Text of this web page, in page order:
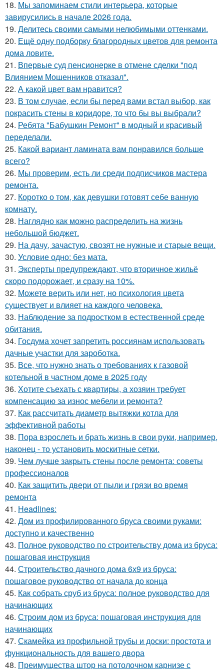
18. Мы запоминаем стили интерьера, которые
завирусились в начале 2026 года.
19. Делитесь своими самыми нелюбимыми оттенками.
20. Ещё одну подборку благородных цветов для ремонта
дома ловите.
21. Впервые суд пенсионерке в отмене сделки "под
Влиянием Мошенников отказал".
22. А какой цвет вам нравится?
23. В том случае, если бы перед вами встал выбор, как
покрасить стены в коридоре, то что бы вы выбрали?
24. Ребята "Бабушкин Ремонт" в модный и красивый
переделали.
25. Какой вариант ламината вам понравился больше
всего?
26. Мы проверим, есть ли среди подписчиков мастера
ремонта.
27. Коротко о том, как девушки готовят себе ванную
комнату.
28. Наглядно как можно распределить на жизнь
небольшой бюджет.
29. На дачу, зачастую, свозят не нужные и старые вещи.
30. Условие одно: без мата.
31. Эксперты предупреждают, что вторичное жильё
скоро подорожает, и сразу на 10%.
32. Можете верить или нет, но психология цвета
существует и влияет на каждого человека.
33. Наблюдение за подростком в естественной среде
обитания.
34. Госдума хочет запретить россиянам использовать
дачные участки для зароботка.
35. Все, что нужно знать о требованиях к газовой
котельной в частном доме в 2025 году
36. Хотите съехать с квартиры, а хозяин требует
компенсацию за износ мебели и ремонта?
37. Как рассчитать диаметр вытяжки котла для
эффективной работы
38. Пора взрослеть и брать жизнь в свои руки, например,
наконец - то установить москитные сетки.
39. Чем лучше закрыть стены после ремонта: советы
профессионалов
40. Как защитить двери от пыли и грязи во время
ремонта
41. Headlines:
42. Дом из профилированного бруса своими руками:
доступно и качественно
43. Полное руководство по строительству дома из бруса:
пошаговая инструкция
44. Строительство дачного дома 6х9 из бруса:
пошаговое руководство от начала до конца
45. Как собрать сруб из бруса: полное руководство для
начинающих
46. Строим дом из бруса: пошаговая инструкция для
начинающих
47. Скамейка из профильной трубы и доски: простота и
функциональность для вашего двора
48. Преимущества штор на потолочном карнизе с